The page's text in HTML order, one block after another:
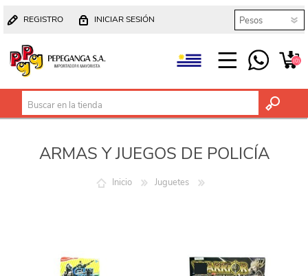
REGISTRO INICIAR SESIÓN
(0)
ARMAS Y JUEGOS DE POLICÍA
Inicio Juguetes